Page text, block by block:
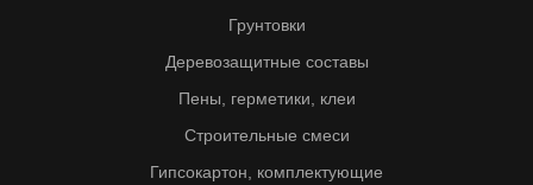
Грунтовки
Деревозащитные составы
Пены, герметики, клеи
Строительные смеси
Гипсокартон, комплектующие